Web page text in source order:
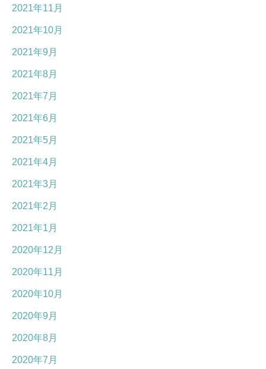
2021年11月
2021年10月
2021年9月
2021年8月
2021年7月
2021年6月
2021年5月
2021年4月
2021年3月
2021年2月
2021年1月
2020年12月
2020年11月
2020年10月
2020年9月
2020年8月
2020年7月